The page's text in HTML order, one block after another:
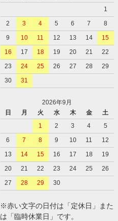
1
2
3 4 5 6 7
8
9
10 11 12 13 14
15
16
17 18 19 20 21
22
23
24 25 26 27 28
29
30
31
2026年9月
日
月 火 水 木 金
土
1
2 3 4
5
6
7 8 9 10 11
12
13
14 15 16 17 18
19
20
21 22 23 24 25
26
27
28 29 30
※赤い文字の日付は「定休日」また
は「臨時休業日」です。